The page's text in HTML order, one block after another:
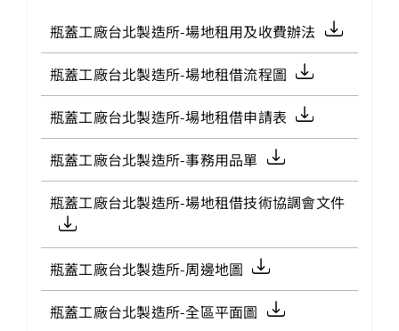
瓶蓋工廠台北製造所-場地租用及收費辦法
瓶蓋工廠台北製造所-場地租借流程圖
瓶蓋工廠台北製造所-場地租借申請表
瓶蓋工廠台北製造所-事務用品單
瓶蓋工廠台北製造所-場地租借技術協調會文件
瓶蓋工廠台北製造所-周邊地圖
瓶蓋工廠台北製造所-全區平面圖